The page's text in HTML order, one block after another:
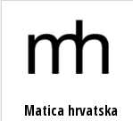
Matica hrvatska